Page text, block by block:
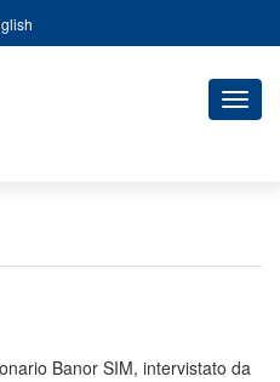
Banor SIM, intervistato da